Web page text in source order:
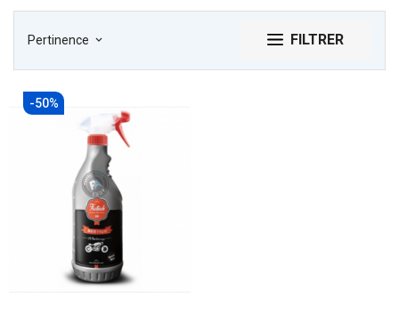
Pertinence keyboard_arrow_down FILTRER
-50%